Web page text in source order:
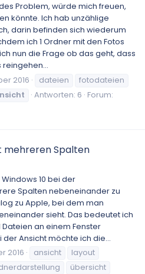
Problem, würde mich freuen,
könnte. Ich hab unzählige
darin befinden sich wiederum
ich 1 Ordner mit den Fotos
nun die Frage ob das geht, dass
2016 dateien
fotodateien
Antworten: 6 Forum:
Spalten
10 bei der
Spalten nebeneinander zu
zu Apple, bei dem man
sieht. Das bedeutet ich
an einem Fenster
Ansicht möchte ich die...
2016 ansicht
layout
übersicht